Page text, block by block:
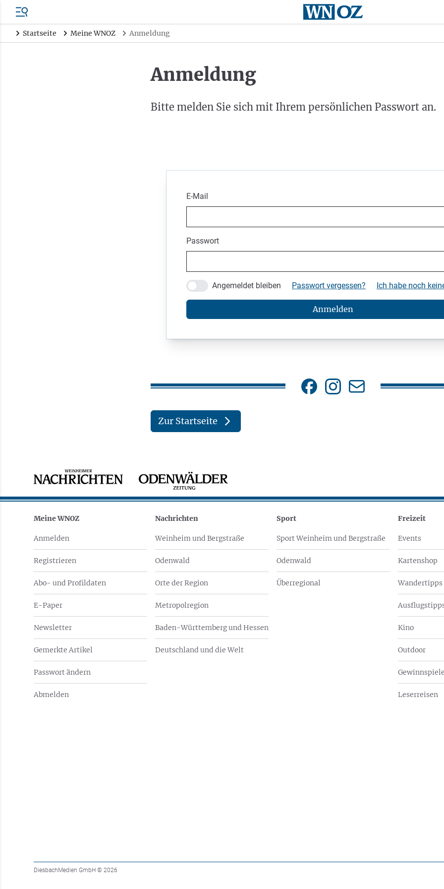
Startseite Meine WNOZ Anmeldung
Anmeldung
Bitte melden Sie sich mit Ihrem persönlichen Passwort an.
E-Mail
Passwort
Angemeldet bleiben Passwort vergessen? Ich habe noch
Anmelden
Zur Startseite
Meine WNOZ
Anmelden
Registrieren
Abo- und Profildaten
E-Paper
Newsletter
Gemerkte Artikel
Passwort ändern
Abmelden
Nachrichten
Weinheim und Bergstraße
Odenwald
Orte der Region
Metropolregion
Baden-Württemberg und Hessen
Deutschland und die Welt
Sport
Sport Weinheim und Bergstraße
Odenwald
Überregional
Freizeit
Events
Kartenshop
Wandertipps
Kino
Outdoor
Gewinnspiele
Leserreisen
DiesbachMedien GmbH © 2026